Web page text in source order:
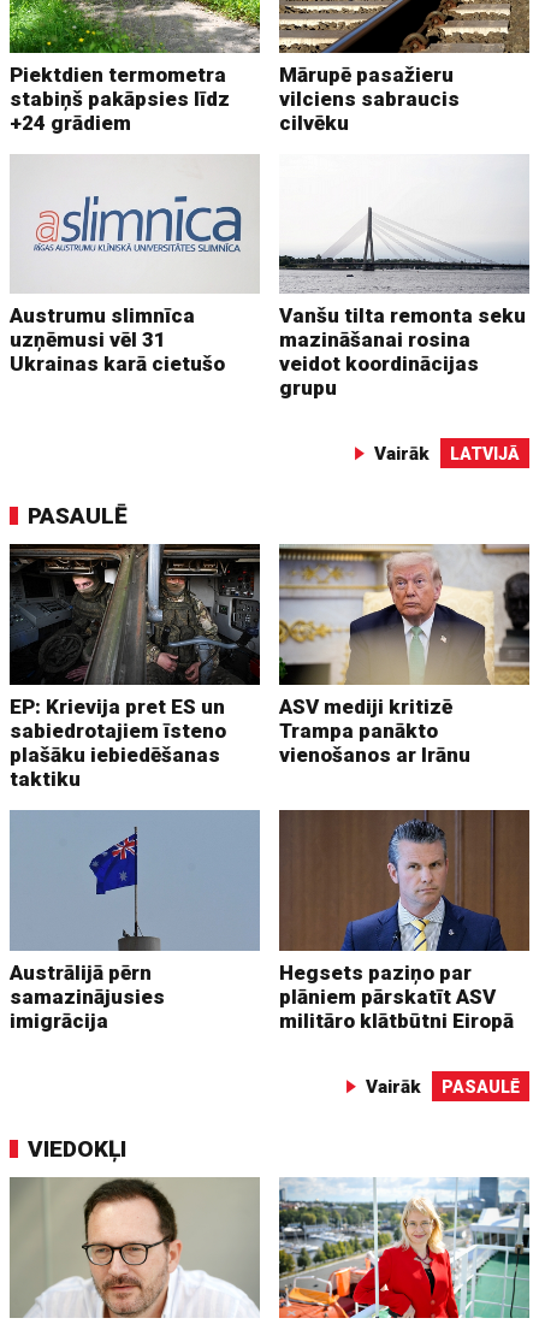
Piektdien termometra
stabiņš pakāpsies līdz
+24 grādiem
Mārupē pasažieru
vilciens sabraucis
cilvēku
Austrumu slimnīca
uzņēmusi vēl 31
Ukrainas karā cietušo
Vanšu tilta remonta seku
mazināšanai rosina
veidot koordinācijas
grupu
Vairāk LATVIJĀ
PASAULĒ
EP: Krievija pret ES un
sabiedrotajiem īsteno
plašāku iebiedēšanas
taktiku
ASV mediji kritizē
Trampa panākto
vienošanos ar Irānu
Austrālijā pērn
samazinājusies
imigrācija
Hegsets paziņo par
plāniem pārskatīt ASV
militāro klātbūtni Eiropā
Vairāk PASAULĒ
VIEDOKĻI